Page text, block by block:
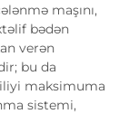
maşını,
bədən
verən
bu da
maksimuma
sistemi,